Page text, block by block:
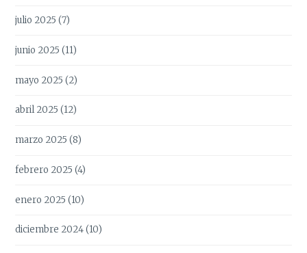
julio 2025 (7)
junio 2025 (11)
mayo 2025 (2)
abril 2025 (12)
marzo 2025 (8)
febrero 2025 (4)
enero 2025 (10)
diciembre 2024(10)